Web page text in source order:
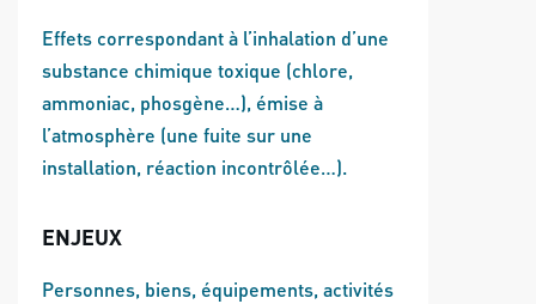
Effets correspondant à l’inhalation d’une
substance chimique toxique (chlore,
ammoniac, phosgène…), émise à
l’atmosphère (une fuite sur une
installation, réaction incontrôlée…).
ENJEUX
Personnes, biens, équipements, activités